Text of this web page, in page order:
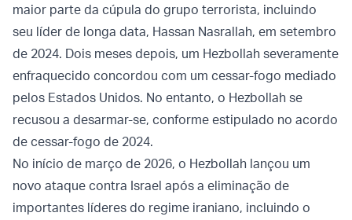
maior parte da cúpula do grupo terrorista, incluindo
seu líder de longa data, Hassan Nasrallah, em setembro
de 2024. Dois meses depois, um Hezbollah severamente
enfraquecido concordou com um cessar-fogo mediado
pelos Estados Unidos. No entanto, o Hezbollah se
recusou a desarmar-se, conforme estipulado no acordo
de cessar-fogo de 2024.
No início de março de 2026, o Hezbollah lançou um
novo ataque contra Israel após a eliminação de
importantes líderes do regime iraniano, incluindo o